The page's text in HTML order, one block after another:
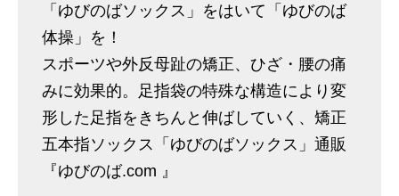
「ゆびのばソックス」をはいて「ゆびのば
体操」を！
スポーツや外反母趾の矯正、ひざ・腰の痛
みに効果的。足指袋の特殊な構造により変
形した足指をきちんと伸ばしていく、矯正
五本指ソックス「ゆびのばソックス」通販
『ゆびのば.com 』